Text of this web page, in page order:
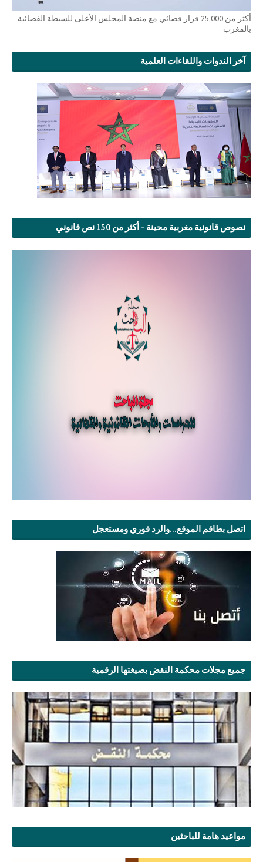
أكثر من 25.000 قرار قضائي مع منصة المجلس الأعلى للسبطة القضائية
بالمغرب
آخر الندوات واللقاءات العلمية
نصوص قانونية مغربية محينة - أكثر من 150 نص قانوني
اتصل بطاقم الموقع...والرد فوري ومستعجل
جميع مجلات محكمة النقض بصيغتها الرقمية
مواعيد هامة للباحثين